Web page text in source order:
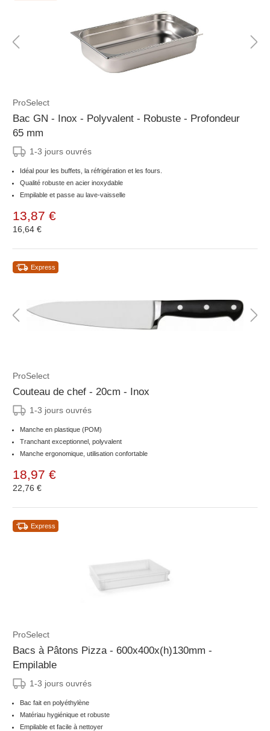
ProSelect
Bac GN - Inox - Polyvalent - Robuste - Profondeur
65 mm
1-3 jours ouvrés
Idéal pour les buffets, la réfrigération et les fours.
Qualité robuste en acier inoxydable
Empilable et passe au lave-vaisselle
13,87 €
16,64 €
Express
ProSelect
Couteau de chef - 20cm - Inox
1-3 jours ouvrés
Manche en plastique (POM)
Tranchant exceptionnel, polyvalent
Manche ergonomique, utilisation confortable
18,97 €
22,76 €
Express
ProSelect
Bacs à Pâtons Pizza - 600x400x(h)130mm -
Empilable
1-3 jours ouvrés
Bac fait en polyéthylène
Matériau hygiénique et robuste
Empilable et facile à nettoyer